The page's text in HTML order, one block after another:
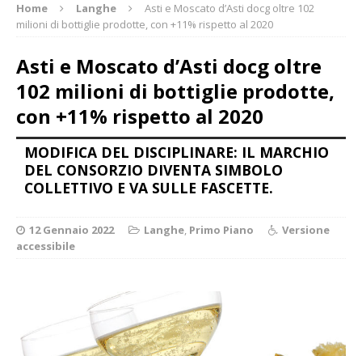
Home Langhe
Asti e Moscato d’Asti docg oltre 102
milioni di bottiglie prodotte, con +11% rispetto al 2020
Asti e Moscato d’Asti docg oltre
102 milioni di bottiglie prodotte,
con +11% rispetto al 2020
MODIFICA DEL DISCIPLINARE: IL MARCHIO
DEL CONSORZIO DIVENTA SIMBOLO
COLLETTIVO E VA SULLE FASCETTE.
12 Gennaio 2022 Langhe, Primo Piano
Versione
accessibile